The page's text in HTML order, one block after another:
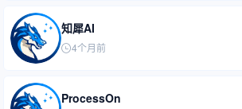
知犀AI
4个月前
ProcessOn